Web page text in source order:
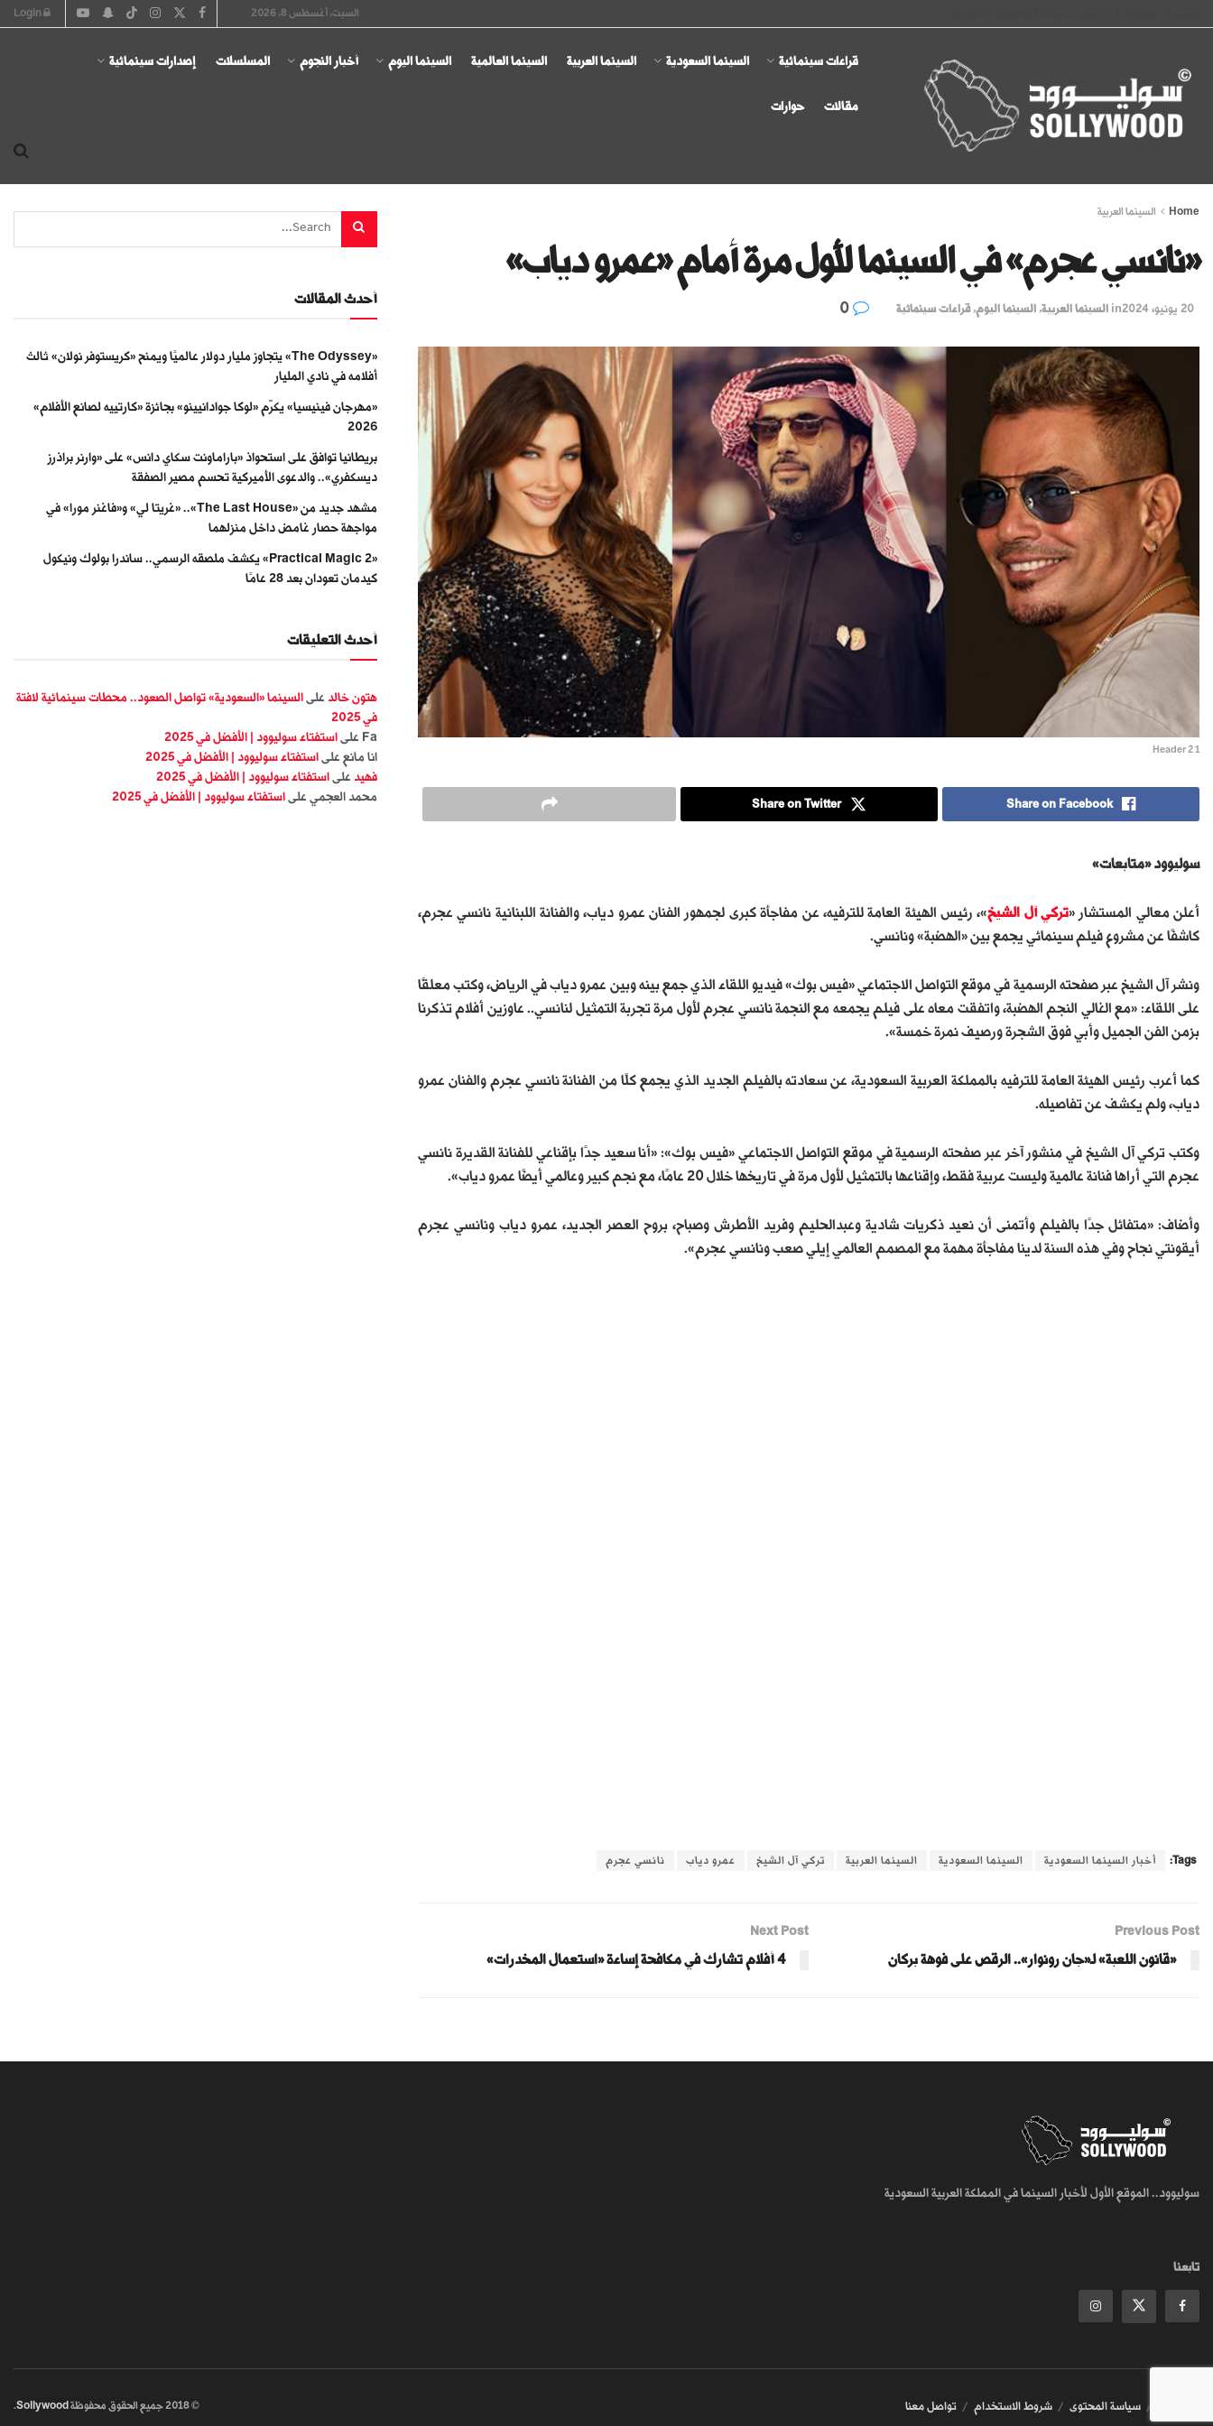
السبت, أغسطس 8, 2026
قراءات سينمائية السينما السعودية السينما العربية السينما العالمية السينما اليوم أخبار النجوم المسلسلات إصدارات سينمائية
مقالات حوارات
Home السينما العربية
«نانسي عجرم» في السينما لأول مرة أمام «عمرو دياب»
20 يونيو، 2024 in السينما العربية, السينما اليوم,قراءات سينمائية
Header 2 1
Share on Facebook
Share on Twitter
سوليوود «متابعات»
أعلن معالي المستشار «تركي آل الشيخ»، رئيس الهيئة العامة للترفيه، عن مفاجأة كبرى لجمهور الفنان عمرو دياب، والفنانة اللبنانية نانسي عجرم،
كاشفًا عن مشروع فيلم سينمائي يجمع بين «الهضبة» ونانسي.
ونشر آل الشيخ عبر صفحته الرسمية في موقع التواصل الاجتماعي «فيس بوك» فيديو اللقاء الذي جمع بينه وبين عمرو دياب في الرياض، وكتب معلقًا
على اللقاء: «مع الغالي النجم الهضبة، واتفقت معاه على فيلم يجمعه مع النجمة نانسي عجرم لأول مرة تجربة التمثيل لنانسي.. عاوزين أفلام تذكرنا
بزمن الفن الجميل وأبي فوق الشجرة ورصيف نمرة خمسة».
كما أعرب رئيس الهيئة العامة للترفيه بالمملكة العربية السعودية، عن سعادته بالفيلم الجديد الذي يجمع كلًا من الفنانة نانسي عجرم والفنان عمرو
دياب، ولم يكشف عن تفاصيله.
وكتب تركي آل الشيخ في منشور آخر عبر صفحته الرسمية في موقع التواصل الاجتماعي «فيس بوك»: «أنا سعيد جدًا بإقناعي للفنانة القديرة نانسي
عجرم التي أراها فنانة عالمية وليست عربية فقط، وإقناعها بالتمثيل لأول مرة في تاريخها خلال 20 عامًا، مع نجم كبير وعالمي أيضًا عمرو دياب».
وأضاف: «متفائل جدًا بالفيلم وأتمنى أن نعيد ذكريات شادية وعبدالحليم وفريد الأطرش وصباح، بروح العصر الجديد، عمرو دياب ونانسي عجرم
أيقونتي نجاح وفي هذه السنة لدينا مفاجأة مهمة مع المصمم العالمي إيلي صعب ونانسي عجرم».
Tags: أخبار السينما السعودية السينما السعودية السينما العربية تركي آل الشيخ عمرو دياب نانسي عجرم
Previous Post
«قانون اللعبة» لـ«جان رونوار».. الرقص على فوهة بركان
Next Post
4 أفلام تشارك في مكافحة إساءة «استعمال المخدرات»
أحدث المقالات
«The Odyssey» يتجاوز مليار دولار عالميًا ويمنح «كريستوفر نولان» ثالث
أفلامه في نادي المليار
«مهرجان فينيسيا» يكرّم «لوكا جوادانيينو» بجائزة «كارتييه لصانع الأفلام»
2026
بريطانيا توافق على استحواذ «باراماونت سكاي دانس» على «وارنر براذرز
ديسكفري».. والدعوى الأميركية تحسم مصير الصفقة
مشهد جديد من «The Last House».. «غريتا لي» و«فاغنر مورا» في
مواجهة حصار غامض داخل منزلهما
«Practical Magic 2» يكشف ملصقه الرسمي.. ساندرا بولوك ونيكول
كيدمان تعودان بعد 28 عامًا
أحدث التعليقات
هتون خالد على السينما «السعودية» تواصل الصعود.. محطات سينمائية لافتة
في 2025
Fa على استفتاء سوليوود | الأفضل في 2025
انا مانع على استفتاء سوليوود | الأفضل في 2025
فهيد على استفتاء سوليوود | الأفضل في 2025
محمد العجمي على استفتاء سوليوود | الأفضل في 2025
سوليوود.. الموقع الأول لأخبار السينما في المملكة العربية السعودية
تابعنا
© 2018 جميع الحقوق محفوظة Sollywood
. سياسة المحتوى شروط الاستخدام تواصل معنا